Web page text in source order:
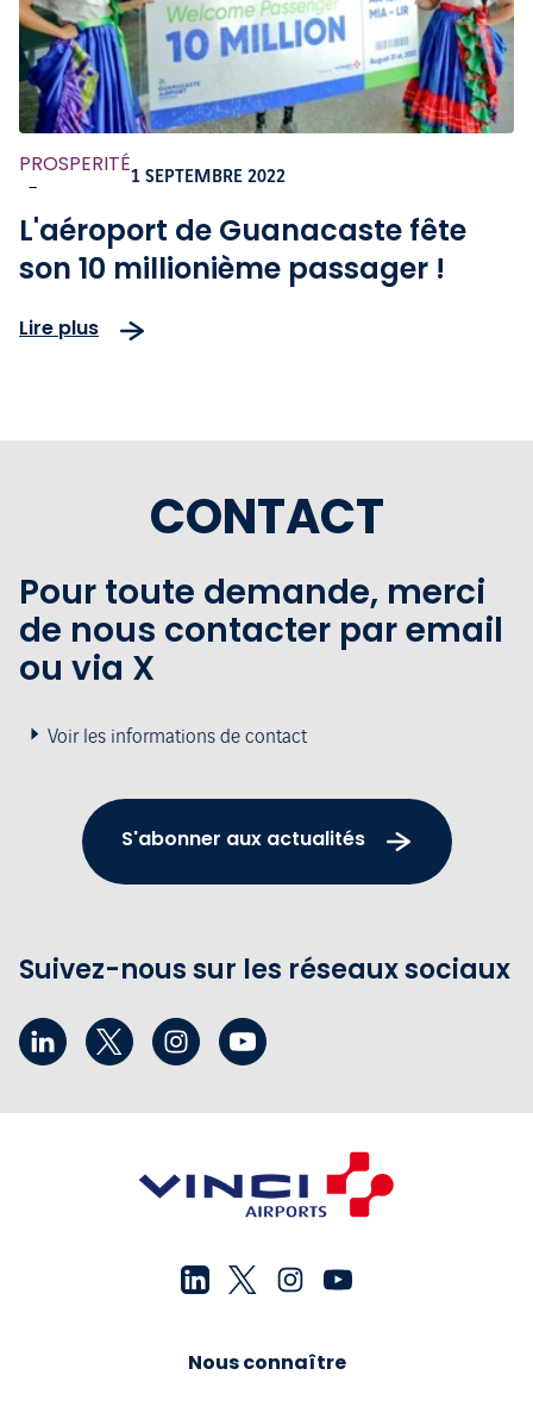
PROSPERITÉ
-
1 SEPTEMBRE 2022
L'aéroport de Guanacaste fête
son 10 millionième passager !
Lire plus
CONTACT
Pour toute demande, merci
de nous contacter par email
ou via X
Voir les informations de contact
S'abonner aux actualités
Suivez-nous sur les réseaux sociaux
Nous connaître